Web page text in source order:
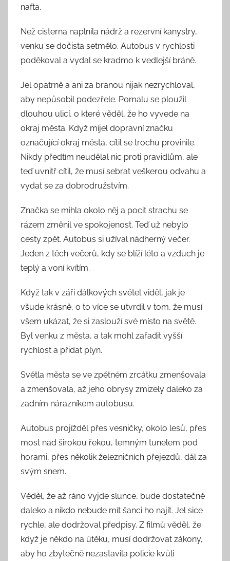
nafta.
Než cisterna naplnila nádrž a rezervní kanystry,
venku se dočista setmělo. Autobus v rychlosti
poděkoval a vydal se kradmo k vedlejší bráně.
Jel opatrně a ani za branou nijak nezrychloval,
aby nepůsobil podezřele. Pomalu se ploužil
dlouhou ulicí, o které věděl, že ho vyvede na
okraj města. Když míjel dopravní značku
označující okraj města, cítil se trochu provinile.
Nikdy předtím neudělal nic proti pravidlům, ale
teď uvnitř cítil, že musí sebrat veškerou odvahu a
vydat se za dobrodružstvím.
Značka se mihla okolo něj a pocit strachu se
rázem změnil ve spokojenost. Teď už nebylo
cesty zpět. Autobus si užíval nádherný večer.
Jeden z těch večerů, kdy se blíží léto a vzduch je
teplý a voní kvítím.
Když tak v záři dálkových světel viděl, jak je
všude krásně, o to více se utvrdil v tom, že musí
všem ukázat, že si zaslouží své místo na světě.
Byl venku z města, a tak mohl zařadit vyšší
rychlost a přidat plyn.
Světla města se ve zpětném zrcátku zmenšovala
a zmenšovala, až jeho obrysy zmizely daleko za
zadním nárazníkem autobusu.
Autobus projížděl přes vesničky, okolo lesů, přes
most nad širokou řekou, temným tunelem pod
horami, přes několik železničních přejezdů, dál za
svým snem.
Věděl, že až ráno vyjde slunce, bude dostatečně
daleko a nikdo nebude mít šanci ho najít. Jel sice
rychle, ale dodržoval předpisy. Z filmů věděl, že
když je někdo na útěku, musí dodržovat zákony,
aby ho zbytečně nezastavila policie kvůli